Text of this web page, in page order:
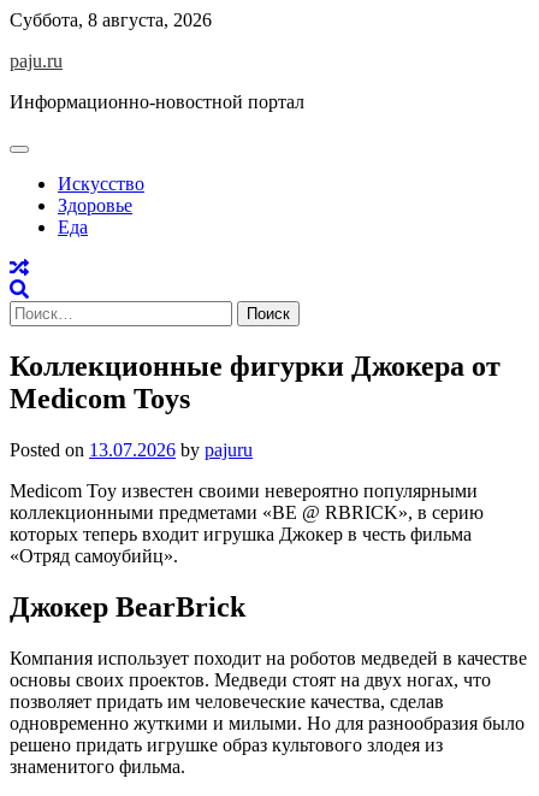
Skip
content
Суббота, 8 августа, 2026
paju.ru
Информационно-новостной портал
Искусство
Здоровье
Еда
Найти:
Коллекционные фигурки Джокера от
Medicom Toys
Posted on 13.07.2026 by pajuru
Medicom Toy известен своими невероятно популярными
коллекционными предметами «BE @ RBRICK», в серию
которых теперь входит игрушка Джокер в честь фильма
«Отряд самоубийц».
Джокер BearBrick
Компания использует походит на роботов медведей в качестве
основы своих проектов. Медведи стоят на двух ногах, что
позволяет придать им человеческие качества, сделав
одновременно жуткими и милыми. Но для разнообразия было
решено придать игрушке образ культового злодея из
знаменитого фильма.